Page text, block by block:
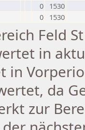
0
1530
0 1530
Feld
in
in
da
zur